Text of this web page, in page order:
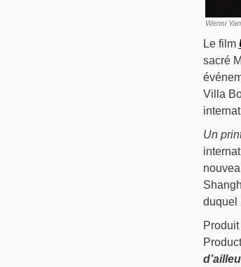
Wensi
Le film
sacré
Villa
Un
duquel